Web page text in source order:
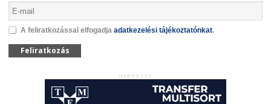
A feliratkozással elfogadja adatkezelési tájékoztatónkat.
Feliratkozás
HIRDETÉS